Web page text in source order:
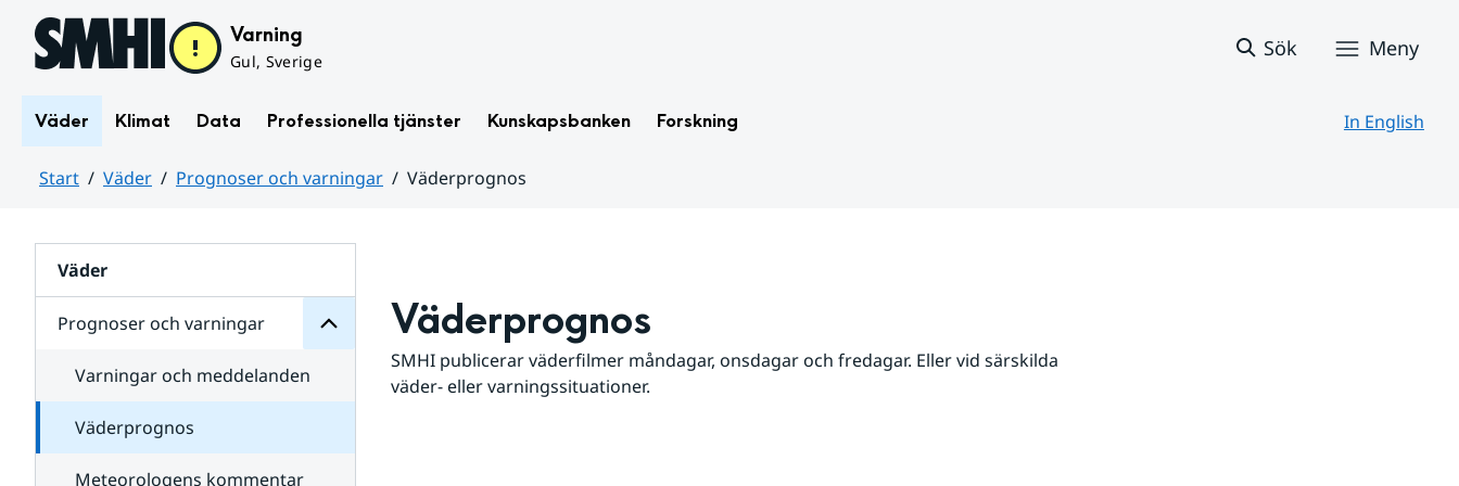
Hoppa till sidans innehåll Varning
Gul, Sverige
Sök Meny
Väder Klimat Data Professionella tjänster Kunskapsbanken Forskning In English
Start Väder Prognoser och varningar
Väderprognos
Väder
Prognoser och varningar
för
varningar
Varningar och meddelanden
Väderprognos
Meteorologens kommentar
Väderprognos
SMHI publicerar väderfilmer måndagar, onsdagar och fredagar. Eller vid särskilda
väder- eller varningssituationer.